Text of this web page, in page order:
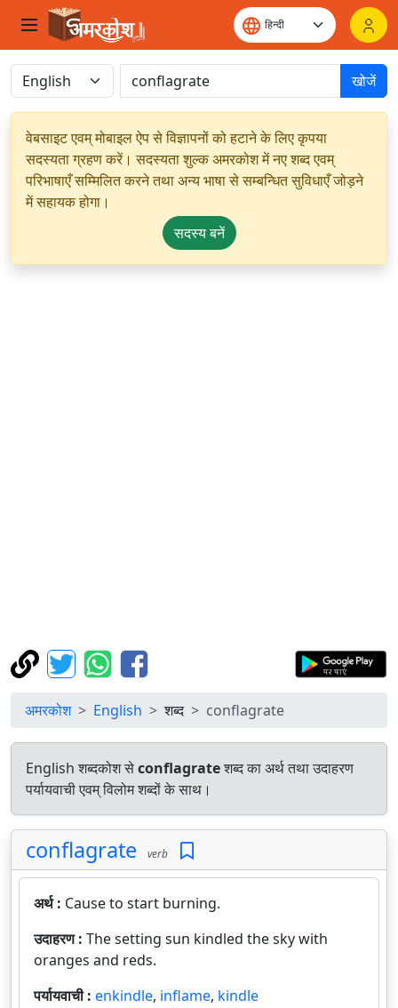
खोजें
वेबसाइट एवम् मोबाइल ऐप से विज्ञापनों को हटाने के लिए कृपया
सदस्यता ग्रहण करें। सदस्यता शुल्क अमरकोश में नए शब्द एवम्
परिभाषाएँ सम्मिलित करने तथा अन्य भाषा से सम्बन्धित सुविधाएँ जोड़ने
में सहायक होगा।
सदस्य बनें
अमरकोश English शब्द conflagrate
English शब्दकोश सेconflagrateशब्द का अर्थ तथा उदाहरण
पर्यायवाची एवम् विलोम शब्दों के साथ।
conflagrate verb
अर्थ : Cause to start burning.
उदाहरण : The setting sun kindled the sky with
oranges and reds.
पर्यायवाची : enkindle, inflame, kindle